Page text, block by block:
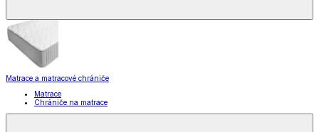
Matrace a matracové chrániče
Matrace
Chrániče na matrace